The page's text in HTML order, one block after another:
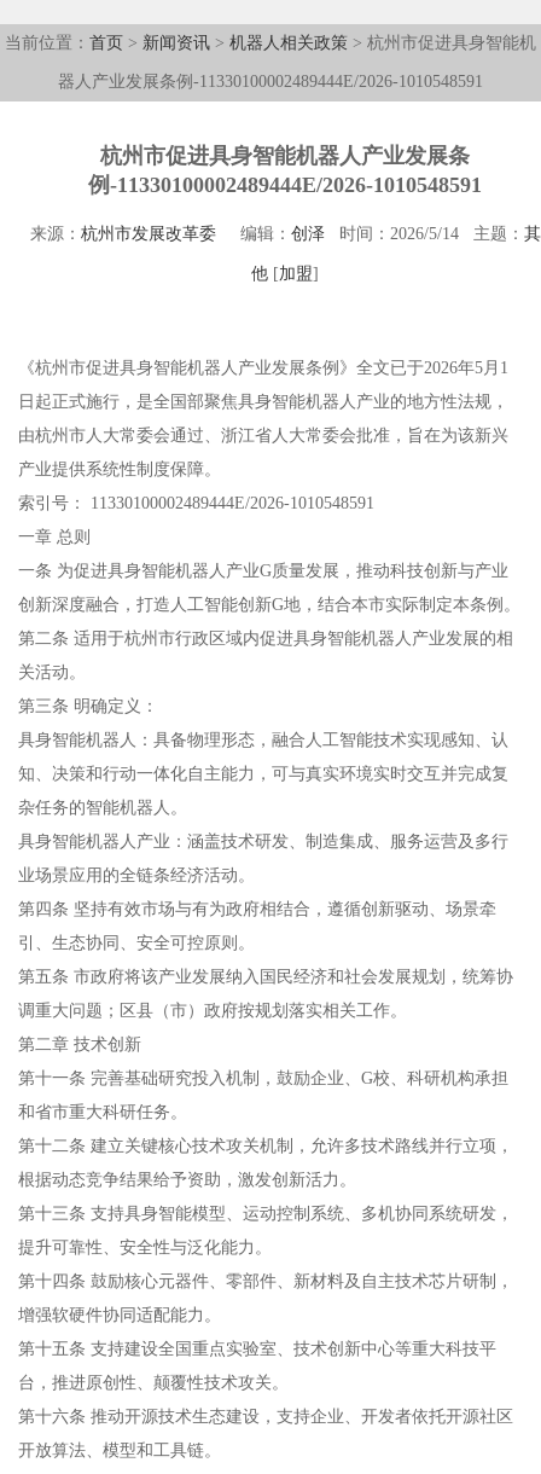
当前位置： 首页 > 新闻资讯 > 机器人相关政策 > 杭州市促进具身智能机
器人产业发展条例-11330100002489444E/2026-1010548591
杭州市促进具身智能机器人产业发展条
例-11330100002489444E/2026-1010548591
来源： 杭州市发展改革委编辑： 创泽时间：2026/5/14 主题： 其
他 [加盟]
《杭州市促进具身智能机器人产业发展条例》全文已于2026年5月1
日起正式施行‌，是全国部聚焦具身智能机器人产业的地方性法规，
由杭州市人大常委会通过、浙江省人大常委会批准，旨在为该新兴
产业提供系统性制度保障。
索引号： 11330100002489444E/2026-1010548591
一章 总则‌
一条‌ 为促进具身智能机器人产业G质量发展，推动科技创新与产业
创新深度融合，打造人工智能创新G地，结合本市实际制定本条例。
第二条‌ 适用于杭州市行政区域内促进具身智能机器人产业发展的相
关活动。
第三条‌ 明确定义：
具身智能机器人‌：具备物理形态，融合人工智能技术实现感知、认
知、决策和行动一体化自主能力，可与真实环境实时交互并完成复
杂任务的智能机器人。
具身智能机器人产业‌：涵盖技术研发、制造集成、服务运营及多行
业场景应用的全链条经济活动。
第四条‌ 坚持有效市场与有为政府相结合，遵循‌创新驱动、场景牵
引、生态协同、安全可控‌原则。
第五条‌ 市政府将该产业发展纳入国民经济和社会发展规划，统筹协
调重大问题；区县（市）政府按规划落实相关工作。
第二章 技术创新‌
第十一条‌ 完善基础研究投入机制，鼓励企业、G校、科研机构承担
和省市重大科研任务。
第十二条‌ 建立关键核心技术攻关机制，允许‌多技术路线并行立项‌，
根据动态竞争结果给予资助，激发创新活力。
第十三条‌ 支持具身智能模型、运动控制系统、多机协同系统研发，
提升可靠性、安全性与泛化能力。
第十四条‌ 鼓励核心元器件、零部件、新材料及‌自主技术芯片‌研制，
增强软硬件协同适配能力。
第十五条‌ 支持建设全国重点实验室、技术创新中心等重大科技平
台，推进原创性、颠覆性技术攻关。
第十六条‌ 推动‌开源技术生态建设‌，支持企业、开发者依托开源社区
开放算法、模型和工具链。